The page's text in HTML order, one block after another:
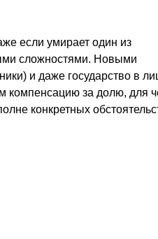
если умирает один из
сложностями. Новыми
и даже государство в
компенсацию за долю, для
конкретных